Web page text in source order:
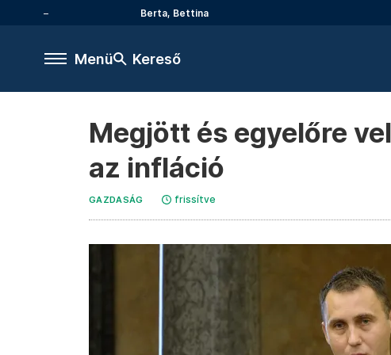
Berta, Bettina
Menü Kereső
Megjött és egyelőre
az infláció
GAZDASÁG frissítve